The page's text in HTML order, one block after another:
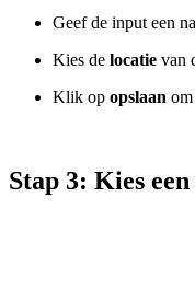
Geef de input een
Kies de locatie van
Klik op opslaan
Stap 3: Kies